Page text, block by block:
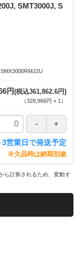
SMT3000J, S
円(税込361,862.6円)
（328,966円 × 1 ）
3営業日で発送予定
※欠品時は納期別途
ら計算されるため、変動す